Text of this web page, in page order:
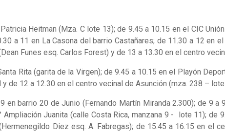
Heitman (Mza. C lote 13); de 9.45 a 10.15 en el CIC
a 11 en La Casona del barrio Castañares; de 11.30 a 12 en
Funes esq. Carlos Forest) y de 13 a 13.30 en el centro
Rita (garita de la Virgen); de 9.45 a 10.15 en el Playón
de 12 a 12.30 en el centro vecinal de Asunción (mza. 238 –
barrio 20 de Junio (Fernando Martín Miranda 2.300); de 9 a
Juanita (calle Costa Rica, manzana 9 - lote 11); de
Diez esq. A. Fabregas); de 15.45 a 16.15 en el